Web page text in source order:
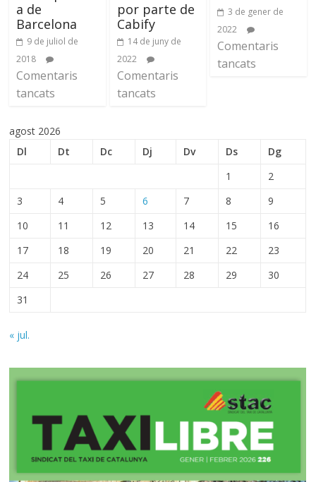
a de
Barcelona
9 de juliol de
2018
Comentaris
tancats
por parte de
Cabify
14 de juny de
2022
Comentaris
tancats
3 de gener de
2022
Comentaris
tancats
agost 2026
Dl
Dt Dc Dj Dv Ds
Dg
1
2
3
4 5 6 7 8
9
10
11 12 13 14 15
16
17
18 19 20 21 22
23
24
25 26 27 28 29
30
31
« jul.